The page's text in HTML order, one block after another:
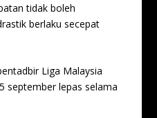
tidak boleh
berlaku secepat
Liga Malaysia
september lepas selama